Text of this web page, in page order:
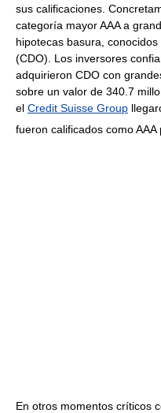
sus calificaciones.
categoría mayor AAA a
hipotecas basura,
(CDO). Los inversores
adquirieron CDO con
sobre un valor de 340.7
el Credit Suisse Group
fueron calificados como AAA
En otros momentos críticos